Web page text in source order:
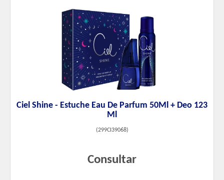
Ciel Shine - Estuche Eau De Parfum 50Ml + Deo 123
Ml
(299CI39068)
Consultar